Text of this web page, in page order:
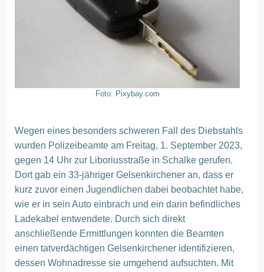
Foto: Pixybay.com
Wegen eines besonders schweren Fall des Diebstahls
wurden Polizeibeamte am Freitag, 1. September 2023,
gegen 14 Uhr zur Liboriusstraße in Schalke gerufen.
Dort gab ein 33-jähriger Gelsenkirchener an, dass er
kurz zuvor einen Jugendlichen dabei beobachtet habe,
wie er in sein Auto einbrach und ein darin befindliches
Ladekabel entwendete. Durch sich direkt
anschließende Ermittlungen konnten die Beamten
einen tatverdächtigen Gelsenkirchener identifizieren,
dessen Wohnadresse sie umgehend aufsuchten. Mit